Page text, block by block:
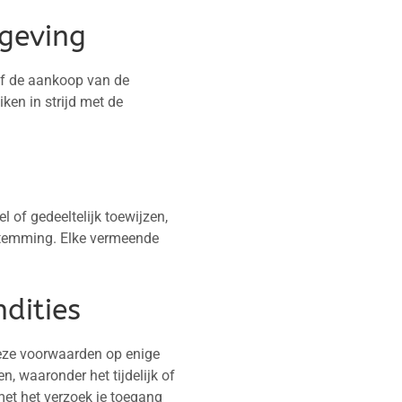
de aankoop van de
in strijd met de
of gedeeltelijk toewijzen,
Elke vermeende
voorwaarden op enige
waaronder het tijdelijk of
het verzoek je toegang